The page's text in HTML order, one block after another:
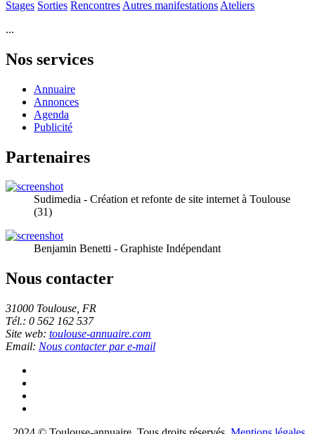
Stages Sorties Rencontres Autres manifestations Ateliers
...
Nos services
Annuaire
Annonces
Agenda
Publicité
Partenaires
Sudimedia - Création et refonte de site internet à Toulouse
(31)
Benjamin Benetti - Graphiste Indépendant
Nous contacter
31000 Toulouse, FR
Tél.: 0 562 162 537
Site web: toulouse-annuaire.com
Email: Nous contacter par e-mail